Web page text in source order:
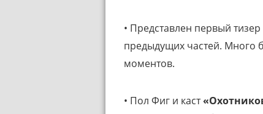
• Представлен первый тизер
предыдущих частей. Много
моментов.
• Пол Фиг и каст